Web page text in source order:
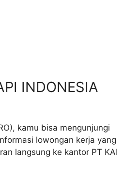
INDONESIA
kamu bisa mengunjungi
lowongan kerja yang
langsung ke kantor PT KAI